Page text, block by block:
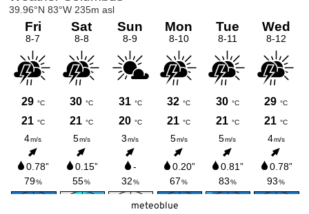
meteoblue